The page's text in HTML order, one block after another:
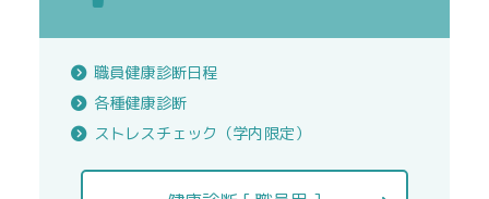
職員健康診断日程
各種健康診断
ストレスチェック（学内限定）